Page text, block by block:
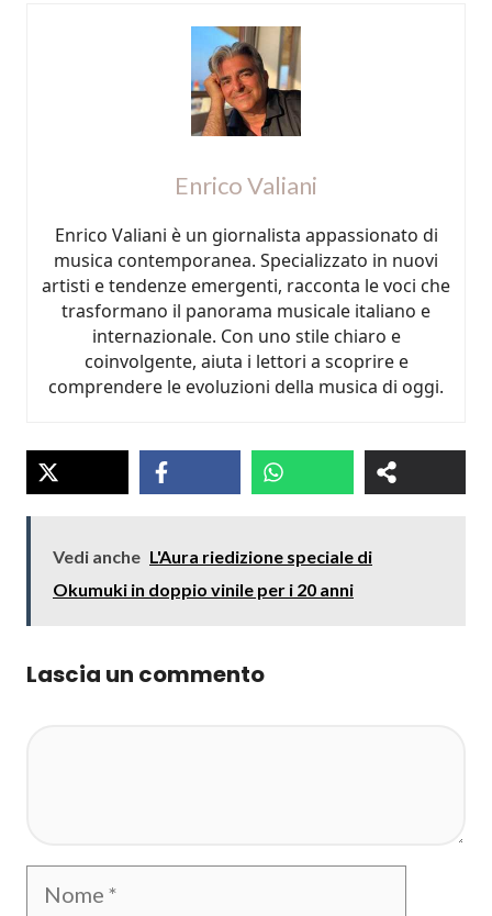
Enrico Valiani
Enrico Valiani è un giornalista appassionato di
musica contemporanea. Specializzato in nuovi
artisti e tendenze emergenti, racconta le voci che
trasformano il panorama musicale italiano e
internazionale. Con uno stile chiaro e
coinvolgente, aiuta i lettori a scoprire e
comprendere le evoluzioni della musica di oggi.
Vedi anche L'Aura riedizione speciale di
Okumuki in doppio vinile per i 20 anni
Lascia un commento
Nome